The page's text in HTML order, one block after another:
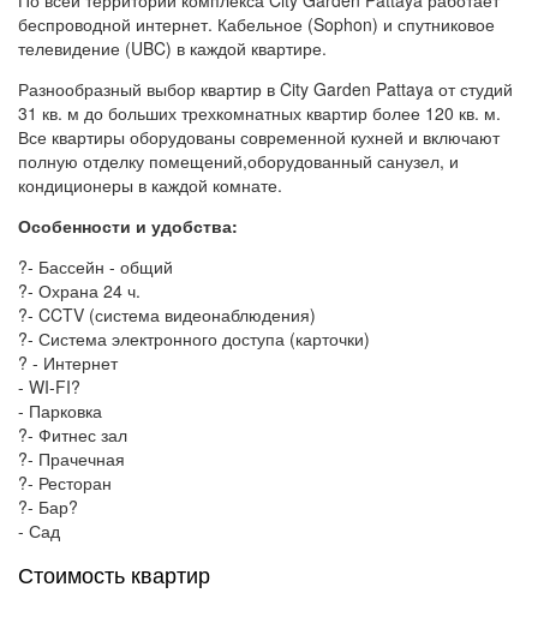
беспроводной интернет. Кабельное (Sophon) и спутниковое
телевидение (UBC) в каждой квартире.
Разнообразный выбор квартир в City Garden Pattaya от студий
31 кв. м до больших трехкомнатных квартир более 120 кв. м.
Все квартиры оборудованы современной кухней и включают
полную отделку помещений,оборудованный санузел, и
кондиционеры в каждой комнате.
Особенности и удобства:
?- Бассейн - общий
?- Охрана 24 ч.
?- CCTV (система видеонаблюдения)
?- Система электронного доступа (карточки)
? - Интернет
- WI-FI?
- Парковка
?- Фитнес зал
?- Прачечная
?- Ресторан
?- Бар?
- Сад
Стоимость квартир